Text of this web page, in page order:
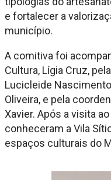
e fortalecer a
município.
A comitiva foi
Cultura, Lígia Cruz,
Lucicleide
Oliveira, e pela
Xavier. Após a visita
conheceram a Vila
espaços culturais do